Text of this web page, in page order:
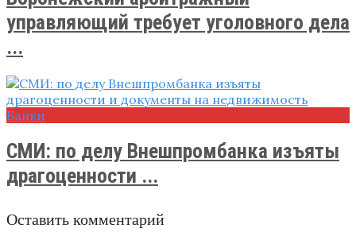
управляющий требует уголовного дела
...
Банки
СМИ: по делу Внешпромбанка​ изъяты
драгоценности ...
Оставить комментарий